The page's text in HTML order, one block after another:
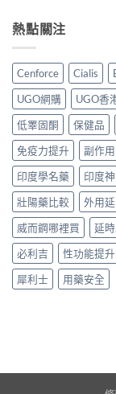
熱點關注
Cenforce Cialis
UGO網購
UGO香
低睪固酮
保健品
免疫力提升
副作用
印度學名藥
印度
壯陽藥比較
外用
威而鋼哪裡買
延
必利吉
性功能提升
犀利士
用藥安全